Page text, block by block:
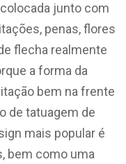
junto com
penas, flores
flecha realmente
a forma da
bem na frente
de tatuagem de
mais popular é
bem como uma